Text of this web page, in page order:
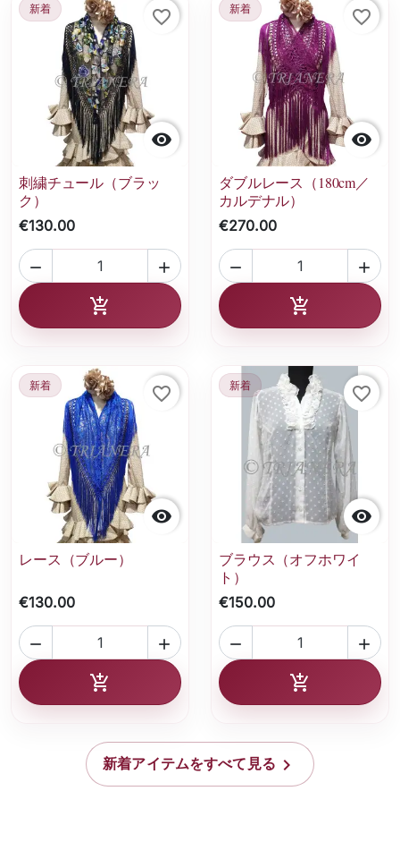
新着

favorite_border
刺繍チュール（ブラッ
ク）
€130.00
 
 カートに追加
新着

favorite_border
ダブルレース（180cm／
カルデナル）
€270.00
 
 カートに追加
新着

favorite_border
レース（ブルー）
€130.00
 
 カートに追加
新着

favorite_border
ブラウス（オフホワイ
ト）
€150.00
 
 カートに追加
新着アイテムをすべて見る 